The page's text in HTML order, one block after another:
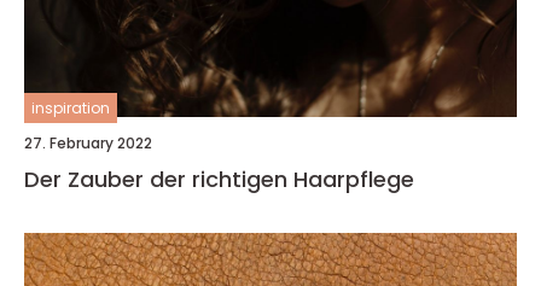
inspiration
27. February 2022
Der Zauber der richtigen Haarpflege